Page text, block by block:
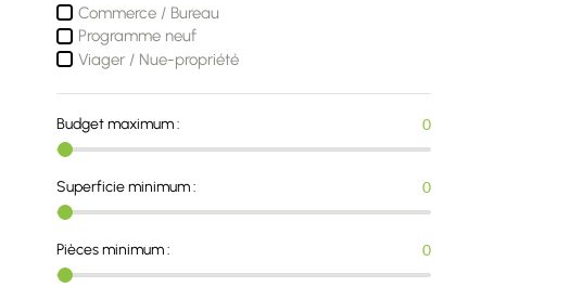
Commerce / Bureau
Programme neuf
Viager / Nue-propriété
Budget maximum : 0
Superficie minimum : 0
Pièces minimum : 0